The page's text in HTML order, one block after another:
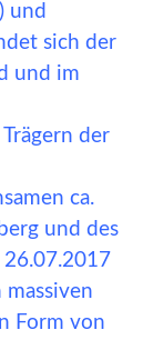
und
sich der
und im
der
ca.
und des
26.07.2017
massiven
Form von